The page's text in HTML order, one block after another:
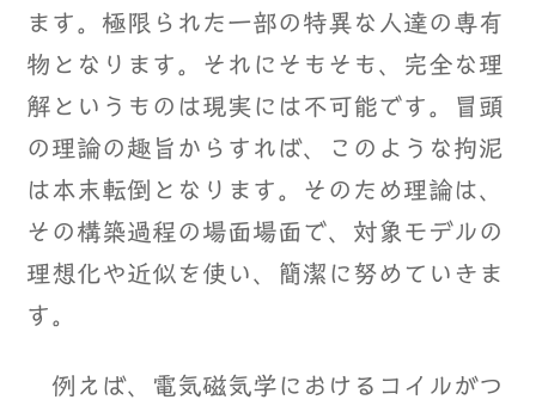
ます。極限られた一部の特異な人達の専有
物となります。それにそもそも、完全な理
解というものは現実には不可能です。冒頭
の理論の趣旨からすれば、このような拘泥
は本末転倒となります。そのため理論は、
その構築過程の場面場面で、対象モデルの
理想化や近似を使い、簡潔に努めていきま
す。
例えば、電気磁気学におけるコイルがつ